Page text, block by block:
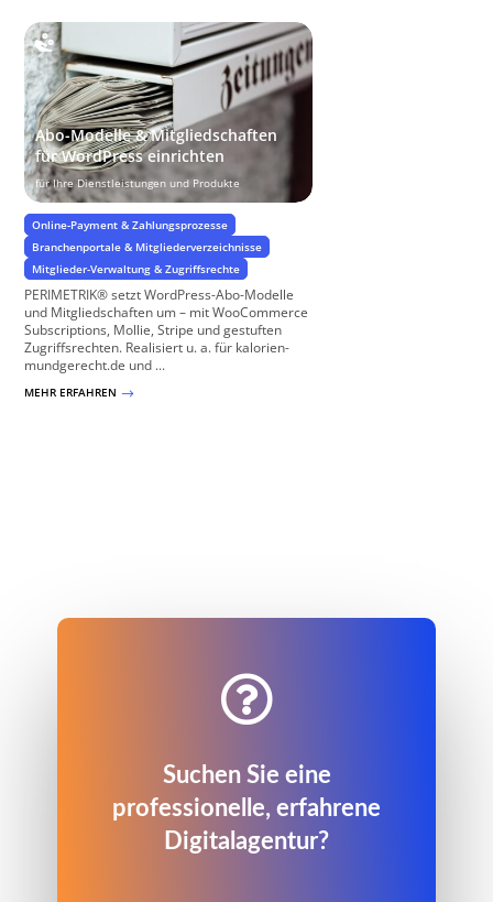
Abo-Modelle & Mitgliedschaften
für WordPress einrichten
für Ihre Dienstleistungen und Produkte
Online-Payment & Zahlungsprozesse
Branchenportale & Mitgliederverzeichnisse
Mitglieder-Verwaltung & Zugriffsrechte
PERIMETRIK® setzt WordPress-Abo-Modelle
und Mitgliedschaften um – mit WooCommerce
Subscriptions, Mollie, Stripe und gestuften
Zugriffsrechten. Realisiert u. a. für kalorien-
mundgerecht.de und ...
MEHR ERFAHREN $

Suchen Sie eine
professionelle, erfahrene
Digitalagentur?